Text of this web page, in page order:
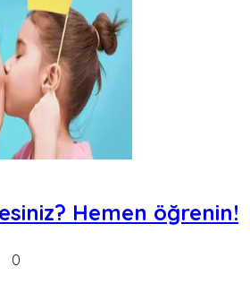
Hemen öğrenin!
0